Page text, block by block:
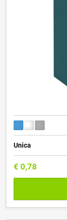
Unica
€ 0,78